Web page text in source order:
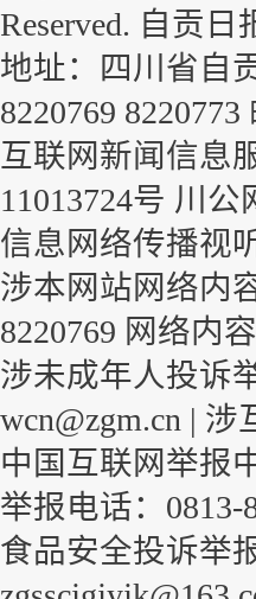
Reserved. 自贡日
地址：四川省自
8220769
互联网新闻信息
11013724号 川公
信息网络传播视
涉本网站网络内
8220769 网络内
涉未成年人投诉
wcn@zgm.cn | 涉
中国互联网举报
举报电话：0813-
食品安全投诉举